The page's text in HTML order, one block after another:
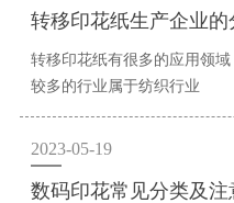
转移印花纸生产企业的
转移印花纸有很多的应用领
较多的行业属于纺织行业
2023-05-19
数码印花常见分类及注